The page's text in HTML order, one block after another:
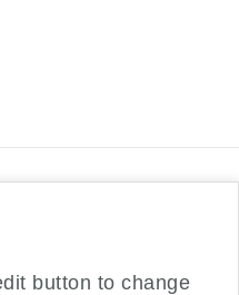
button to change